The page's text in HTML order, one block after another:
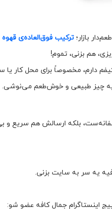
بازار؛ ترکیب فوق‌العاده‌ی قهوه
هم بزنی، تموم!
دارم، مخصوصاً برای محل کار یا
یه چیز طبیعی و خوش‌طعم می‌نوشی.
بلکه ارسالش هم سریع و
یه سر به سایت بزنی.
اینستاگرام جمال کافه عضو شو: